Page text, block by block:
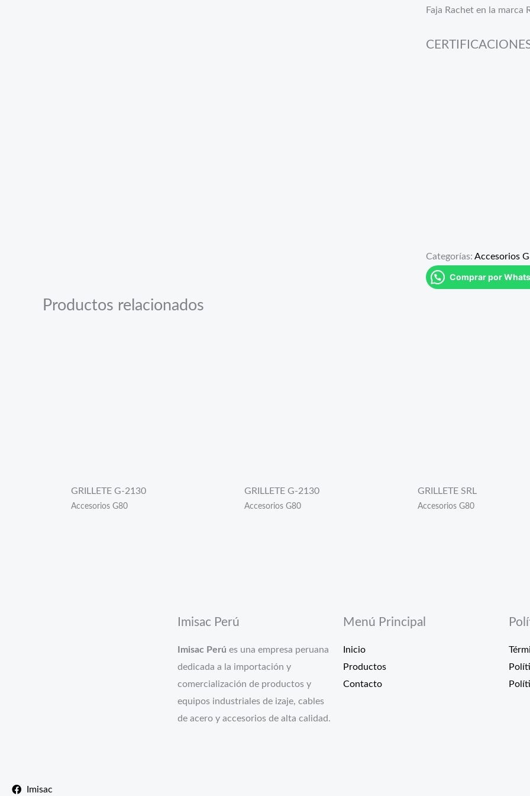
Faja Rachet en la marca
Categorías: Accesorios
Comprar por
Productos relacionados
GRILLETE G-2130
Accesorios G80
GRILLETE G-2130
Accesorios G80
GRILLETE SRL
Accesorios G80
Imisac
Imisac Perú
Imisac Perú es una empresa peruana
dedicada a la importación y
comercialización de productos y
equipos industriales de izaje, cables
de acero y accesorios de alta calidad.
Menú Principal
Inicio
Productos
Contacto